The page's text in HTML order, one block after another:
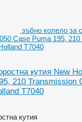
зъбно колело за
Case Puma 195,
T7040
кутия New
210 Transmission
T7040
кутия